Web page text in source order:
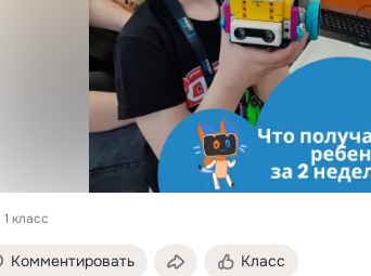
1 класс
Комментировать Класс